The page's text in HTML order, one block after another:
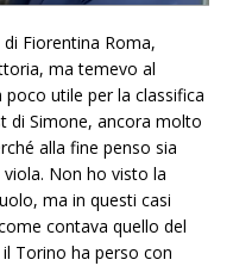
Fiorentina Roma,
ma temevo al
utile per la classifica
di Simone, ancora molto
alla fine penso sia
Non ho visto la
ma in questi casi
contava quello del
Torino ha perso con